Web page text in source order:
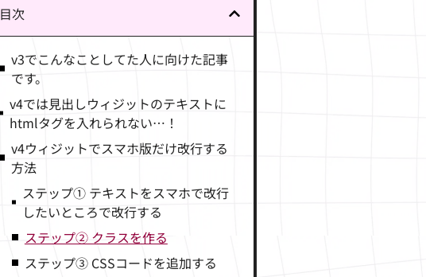
目次
v3でこんなことしてた人に向けた記事
です。
v4では見出しウィジットのテキストに
htmlタグを入れられない…！
v4ウィジットでスマホ版だけ改行する
方法
ステップ① テキストをスマホで改行
したいところで改行する
ステップ② クラスを作る
ステップ③ CSSコードを追加する